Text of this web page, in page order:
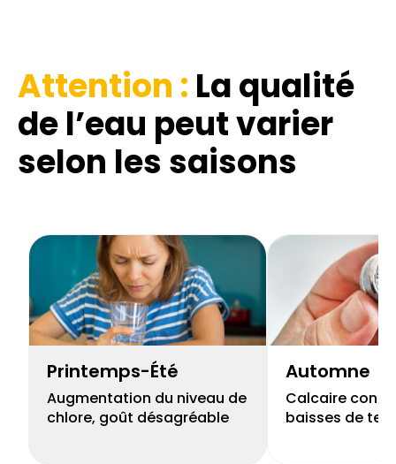
Attention : La qualité
de l’eau peut varier
selon les saisons
Printemps-Été
Augmentation du niveau de
chlore, goût désagréable
Automne
Calcaire
baisses de